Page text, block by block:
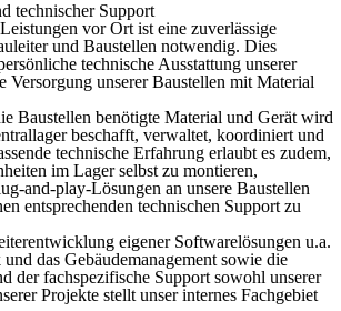
technischer Support
vor Ort ist eine zuverlässige
und Baustellen notwendig. Dies
technische Ausstattung unserer
Versorgung unserer Baustellen mit Material
Baustellen benötigte Material und Gerät wird
beschafft, verwaltet, koordiniert und
technische Erfahrung erlaubt es zudem,
im Lager selbst zu montieren,
and-play-Lösungen an unsere Baustellen
entsprechenden technischen Support zu
eigener Softwarelösungen u.a.
das Gebäudemanagement sowie die
der fachspezifische Support sowohl unserer
Projekte stellt unser internes Fachgebiet